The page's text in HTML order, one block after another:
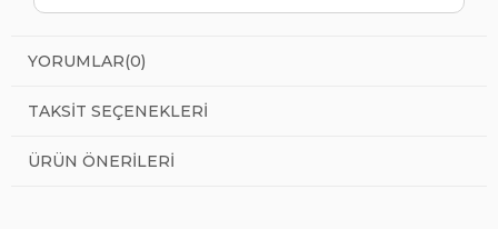
YORUMLAR(0)
TAKSIT SEÇENEKLERI
ÜRÜN ÖNERILERI